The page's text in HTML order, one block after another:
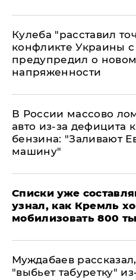
Кулеба "расставил
конфликте Украины
предупредил о
напряженности
В России массово
авто из-за дефицита
бензина: "Заливают
машину"
Списки уже
узнал, как Кремль
мобилизовать 800
Муждабаев
"выбьет табуретку"